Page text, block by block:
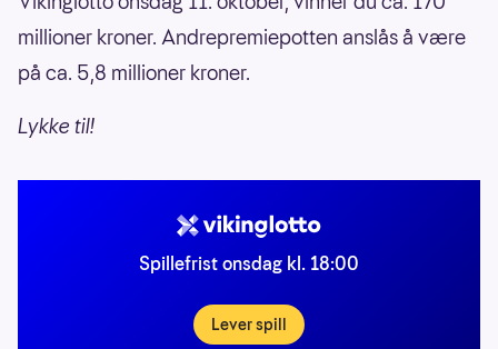
millioner kroner. Andrepremiepotten anslås å være
på ca. 5,8 millioner kroner.
Lykke til!
Spillefrist onsdag kl. 18:00
Lever spill